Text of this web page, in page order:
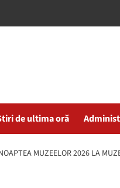
de ultima oră
MUZEELOR 2026 LA